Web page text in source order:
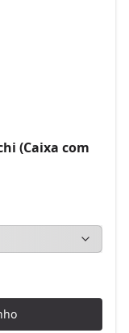
(Caixa com